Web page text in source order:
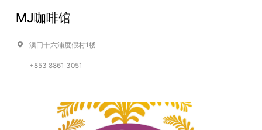
MJ咖啡馆
澳门十六浦度假村1楼
+853 8861 3051